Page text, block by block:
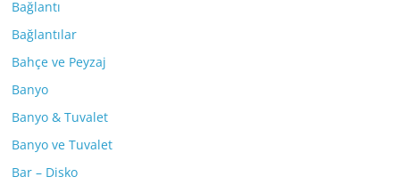
Bağlantı
Bağlantılar
Bahçe ve Peyzaj
Banyo
Banyo & Tuvalet
Banyo ve Tuvalet
Bar – Disko